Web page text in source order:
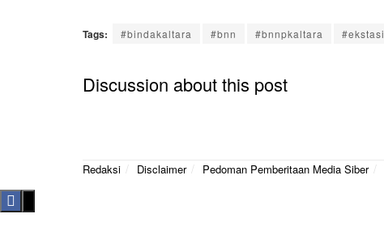
Tags: #bindakaltara #bnn #bnnpkaltara #ekstasi
Discussion about this post
Redaksi Disclaimer Pedoman Pemberitaan Media Siber